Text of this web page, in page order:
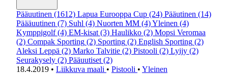
Pääuutinen (1612) Lapua Eurooppa Cup (24) Pääutinen (14)
Päääuutinen (7) Suhl (4) Nuorten MM (4)Yleinen (4)
Kymppigolf (4) EM-kisat (3) Haulikko (2) Mopsi Veromaa
(2) Compak Sporting (2) Sporting (2) English Sporting (2)
Aleksi Leppä (2) Marko Talvitie (2) Pistooli (2) Lyijy (2)
Seurakysely (2) Pääuutiset (2)
18.4.2019 • Liikkuva maali • Pistooli • Yleinen